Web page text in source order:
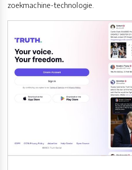
zoekmachine-technologie.